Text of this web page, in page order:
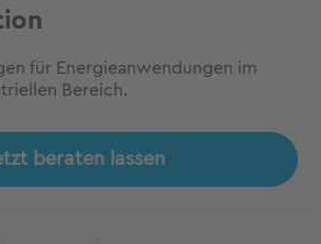
für Energieanwendungen im
Bereich.
beraten lassen